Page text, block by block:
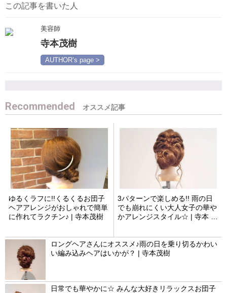
この記事を書いた人
美容師
寺本茂樹
AUTHOR’s page >
Recommended
ゆるくラフに!!くるくるお団子
ヘアアレンジがおしゃれで簡単
に作れてラクチン♪ | 寺本茂樹
3パターンで楽しめる!! 雨の日
でも崩れにくい大人女子の華や
かアレンジスタイル☆ | 寺本 茂
ロングヘアさんにオススメ♪雨の日を乗り切るかわい
い編み込みヘアはいかが？ | 寺本茂樹
日常でも華やかに☆ みんな大好きリラックスお団子